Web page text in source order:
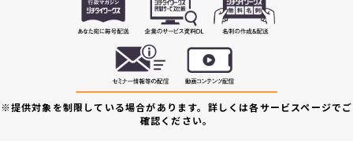
※提供対象を制限している場合があります。詳しくは各サービスページでご
確認ください。